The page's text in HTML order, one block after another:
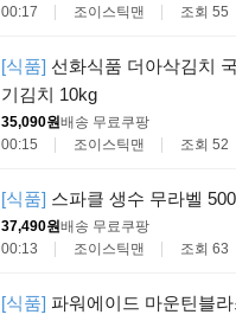
00:17
조이스틱맨 조회 55
[식품] 선화식품 더아삭김치
기김치 10kg
35,090원배송 무료쿠팡
00:15
조이스틱맨 조회 52
[식품] 스파클 생수 무라벨
37,490원배송 무료쿠팡
00:13
조이스틱맨 조회 63
[식품] 파워에이드 마운틴블